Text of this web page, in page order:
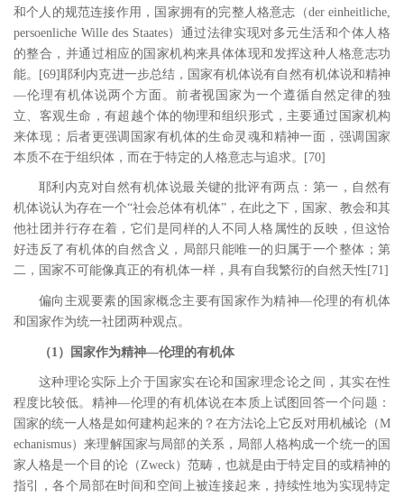
和个人的规范连接作用，国家拥有的完整人格意志（der einheitliche,
persoenliche Wille des Staates）通过法律实现对多元生活和个体人格
的整合，并通过相应的国家机构来具体体现和发挥这种人格意志功
能。
[69]耶利内克进一步总结，国家有机体说有自然有机体说和精神
―伦理有机体说两个方面。前者视国家为一个遵循自然定律的独
立、客观生命，有超越个体的物理和组织形式，主要通过国家机构
来体现；后者更强调国家有机体的生命灵魂和精神一面，强调国家
本质不在于组织体，而在于特定的人格意志与追求。
[70]
耶利内克对自然有机体说最关键的批评有两点：第一，自然有
机体说认为存在一个“社会总体有机体”，在此之下，国家、教会和其
他社团并行存在着，它们是同样的人不同人格属性的反映，但这恰
好违反了有机体的自然含义，局部只能唯一的归属于一个整体；第
二，国家不可能像真正的有机体一样，具有自我繁衍的自然天性 [71]
偏向主观要素的国家概念主要有国家作为精神―伦理的有机体
和国家作为统一社团两种观点。
（1）国家作为精神―伦理的有机体
这种理论实际上介于国家实在论和国家理念论之间，其实在性
程度比较低。精神―伦理的有机体说在本质上试图回答一个问题：
国家的统一人格是如何建构起来的？在方法论上它反对用机械论（M
echanismus）来理解国家与局部的关系，局部人格构成一个统一的国
家人格是一个目的论（ Zweck）范畴，也就是由于特定目的或精神的
指引，各个局部在时间和空间上被连接起来，持续性地为实现特定